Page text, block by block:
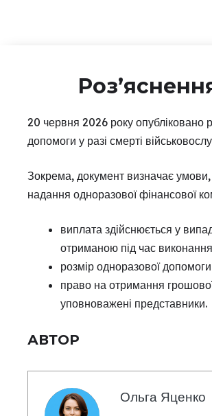
20 червня 2026 року опубліковано
допомоги у разі смерті
Зокрема, документ визначає умови,
надання одноразової фінансової
виплата здійснюється у
отриманою під час
розмір одноразової
право на отримання
уповноважені представники.
АВТОР
Ольга Яценко